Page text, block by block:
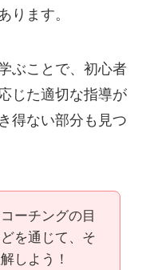
ります。
ぶことで、初心者
じた適切な指導が
得ない部分も見つ
ーチングの目
を通じて、そ
しよう！